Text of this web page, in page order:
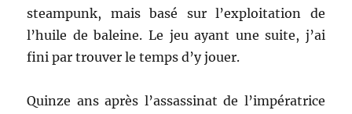
steampunk, mais basé sur l’exploitation de
l’huile de baleine. Le jeu ayant une suite, j’ai
fini par trouver le temps d’y jouer.
Quinze ans après l’assassinat de l’impératrice